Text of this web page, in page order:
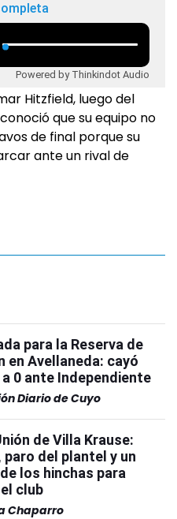
Powered by Thinkindot Audio
Hitzfield, luego del
que su equipo no
de final porque su
ante un rival de
para la Reserva de
en Avellaneda: cayó
0 ante Independiente
Diario de Cuyo
de Villa Krause:
paro del plantel y un
los hinchas para
club
Chaparro